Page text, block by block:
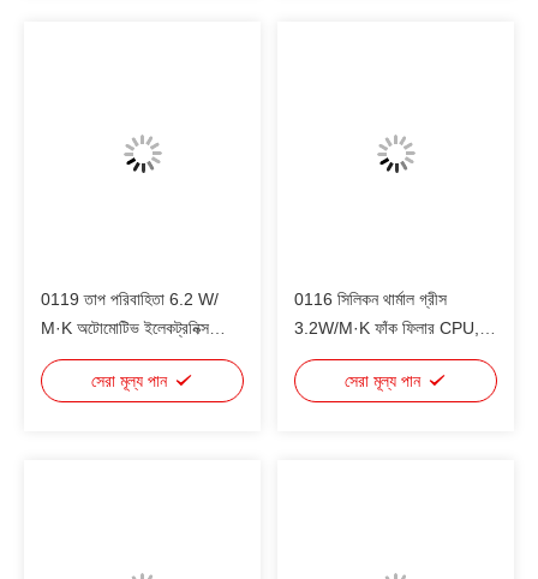
0119 তাপ পরিবাহিতা 6.2 W/
M·K অটোমোটিভ ইলেকট্রনিক্স
LED আলো বড় স্টোরেজ ডিভাইস
স্মার্টফোন মডিউলসেরা মূল্য পান
0116 সিলিকন থার্মাল গ্রীস
3.2W/M·K ফাঁক ফিলার CPU,
IGBT, বড় স্টোরেজ ডিভাইস,
অটোমোবাইল ইলেকট্রনিক্স ইত্যাদির
সেরা মূল্য পান